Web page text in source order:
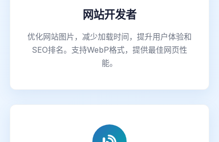
网站开发者
优化网站图片，减少加载时间，提升用户体验和
SEO排名。支持WebP格式，提供最佳网页性
能。